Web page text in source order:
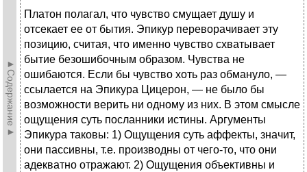
►Содержание►
Платон полагал, что чувство смущает душу и
отсекает ее от бытия. Эпикур переворачивает эту
позицию, считая, что именно чувство схватывает
бытие безошибочным образом. Чувства не
ошибаются. Если бы чувство хоть раз обмануло, —
ссылается на Эпикура Цицерон, — не было бы
возможности верить ни одному из них. В этом смысле
ощущения суть посланники истины. Аргументы
Эпикура таковы: 1) Ощущения суть аффекты, значит,
они пассивны, т.е. производны от чего-то, что они
адекватно отражают. 2) Ощущения объективны и